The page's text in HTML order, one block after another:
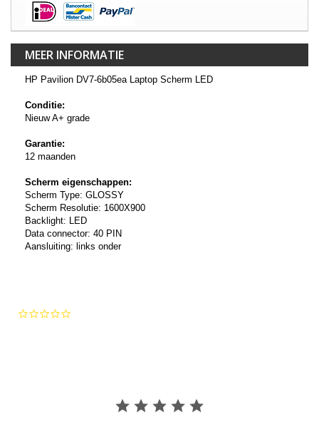
MEER INFORMATIE
HP Pavilion DV7-6b05ea Laptop Scherm LED
Conditie:
Nieuw A+ grade
Garantie:
12 maanden
Scherm eigenschappen:
Scherm Type: GLOSSY
Scherm Resolutie: 1600X900
Backlight: LED
Data connector: 40 PIN
Aansluiting: links onder